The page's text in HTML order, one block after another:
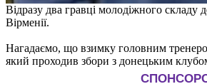
Відразу два гравці молодіжного складу
Вірменії.
Нагадаємо, що взимку головним
який проходив збори з донецьким